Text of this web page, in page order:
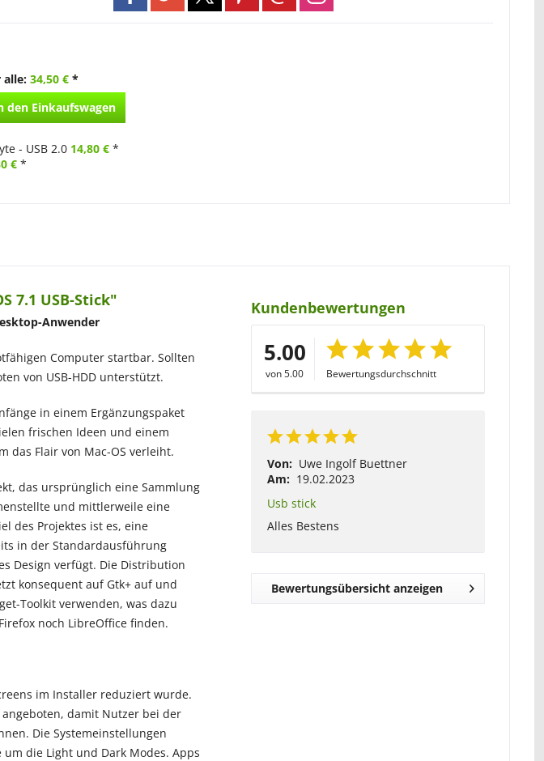
alle: 34,50 € *
den Einkaufswagen
- USB 2.0 14,80 € *
€ *
7.1 USB-Stick"
Anwender
Computer startbar. Sollten
von USB-HDD unterstützt.
in einem Ergänzungspaket
frischen Ideen und einem
das Flair von Mac-OS verleiht.
das ursprünglich eine Sammlung
und mittlerweile eine
des Projektes ist es, eine
in der Standardausführung
Design verfügt. Die Distribution
konsequent auf Gtk+ auf und
Toolkit verwenden, was dazu
noch LibreOffice finden.
im Installer reduziert wurde.
damit Nutzer bei der
Die Systemeinstellungen
die Light und Dark Modes. Apps
Kundenbewertungen
5.00
von 5.00 Bewertungsdurchschnitt
Von: Uwe Ingolf Buettner
Am: 19.02.2023
Usb stick
Alles Bestens
Bewertungsübersicht anzeigen